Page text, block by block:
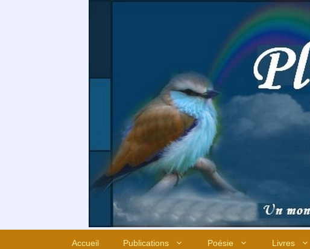
Accueil Publications Poésie Livres